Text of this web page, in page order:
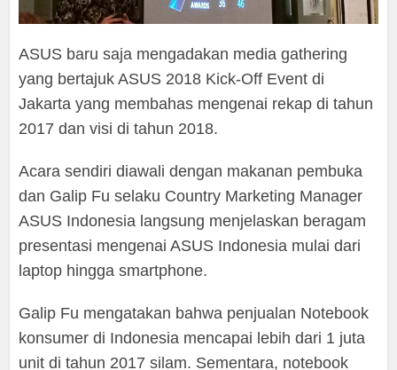
ASUS baru saja mengadakan media gathering
yang bertajuk ASUS 2018 Kick-Off Event di
Jakarta yang membahas mengenai rekap di tahun
2017 dan visi di tahun 2018.
Acara sendiri diawali dengan makanan pembuka
dan Galip Fu selaku Country Marketing Manager
ASUS Indonesia langsung menjelaskan beragam
presentasi mengenai ASUS Indonesia mulai dari
laptop hingga smartphone.
Galip Fu mengatakan bahwa penjualan Notebook
konsumer di Indonesia mencapai lebih dari 1 juta
unit di tahun 2017 silam. Sementara, notebook